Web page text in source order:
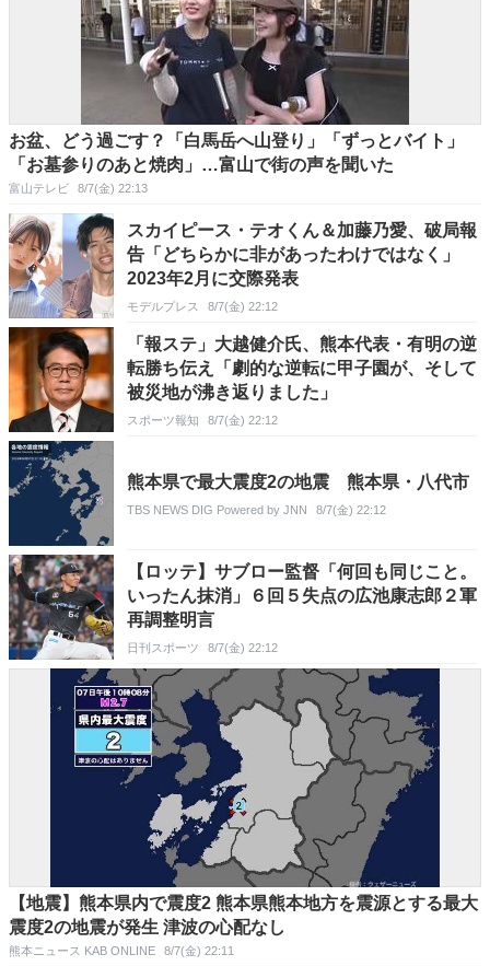
お盆、どう過ごす？「白馬岳へ山登り」「ずっとバイト」
「お墓参りのあと焼肉」…富山で街の声を聞いた
富山テレビ 8/7(金) 22:13
スカイピース・テオくん＆加藤乃愛、破局報
告「どちらかに非があったわけではなく」
2023年2月に交際発表
モデルプレス 8/7(金) 22:12
「報ステ」大越健介氏、熊本代表・有明の逆
転勝ち伝え「劇的な逆転に甲子園が、そして
被災地が沸き返りました」
スポーツ報知 8/7(金) 22:12
熊本県で最大震度2の地震 熊本県・八代市
TBS NEWS DIG Powered by JNN 8/7(金) 22:12
【ロッテ】サブロー監督「何回も同じこと。
いったん抹消」６回５失点の広池康志郎２軍
再調整明言
日刊スポーツ 8/7(金) 22:12
【地震】熊本県内で震度2 熊本県熊本地方を震源とする最大
震度2の地震が発生 津波の心配なし
熊本ニュース KAB ONLINE 8/7(金) 22:11